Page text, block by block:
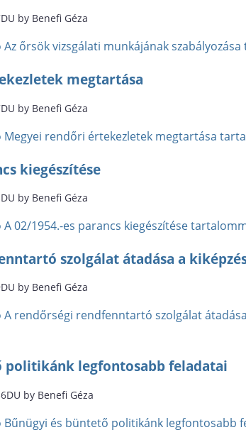
by Benefi Géza
Az őrsök vizsgálati munkájának
megtartása
by Benefi Géza
Megyei rendőri értekezletek megtartása
kiegészítése
by Benefi Géza
A 02/1954.-es parancs kiegészítése
szolgálat átadása a
by Benefi Géza
A rendőrségi rendfenntartó szolgálat
politikánk legfontosabb feladatai
by Benefi Géza
Bűnügyi és büntető politikánk legfontosabb